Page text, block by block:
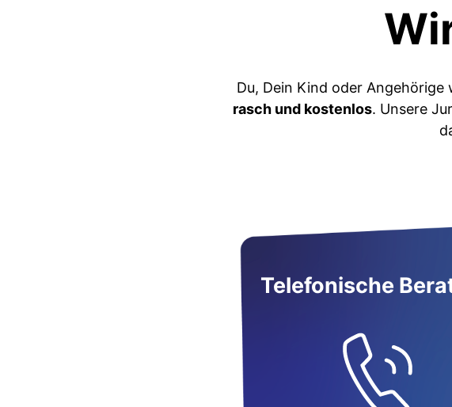
Du, Dein Kind oder
rasch und kostenlos. Unsere
Telefonische